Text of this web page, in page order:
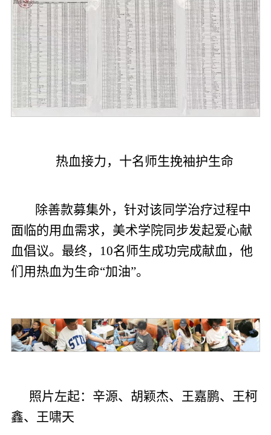
热血接力，十名师生挽袖护生命
除善款募集外，针对该同学治疗过程中
面临的用血需求，美术学院同步发起爱心献
血倡议。最终，10名师生成功完成献血，他
们用热血为生命“加油”。
照片左起：辛源、胡颖杰、王嘉鹏、王柯
鑫、王啸天